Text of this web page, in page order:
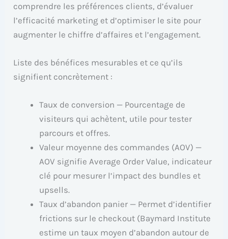
comprendre les préférences clients, d’évaluer
l’efficacité marketing et d’optimiser le site pour
augmenter le chiffre d’affaires et l’engagement.
Liste des bénéfices mesurables et ce qu’ils
signifient concrètement :
Taux de conversion — Pourcentage de
visiteurs qui achètent, utile pour tester
parcours et offres.
Valeur moyenne des commandes (AOV) —
AOV signifie Average Order Value, indicateur
clé pour mesurer l’impact des bundles et
upsells.
Taux d’abandon panier — Permet d’identifier
frictions sur le checkout (Baymard Institute
estime un taux moyen d’abandon autour de